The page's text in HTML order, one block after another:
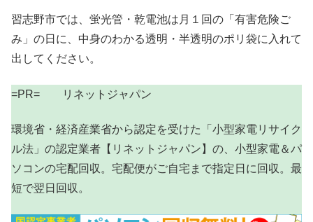
習志野市では、蛍光管・乾電池は月１回の「有害危険ご
み」の日に、中身のわかる透明・半透明のポリ袋に入れて
出してください。
=PR= リネットジャパン
環境省・経済産業省から認定を受けた「小型家電リサイク
ル法」の認定業者【リネットジャパン】の、小型家電＆パ
ソコンの宅配回収。宅配便がご自宅まで指定日に回収。最
短で翌日回収。